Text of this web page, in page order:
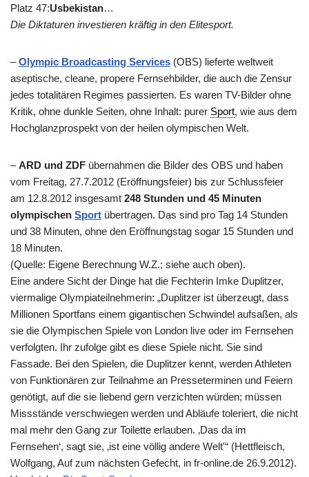
Platz 47:Usbekistan…
Die Diktaturen investieren kräftig in den Elitesport.
–Olympic Broadcasting Services (OBS) lieferte weltweit
aseptische, cleane, propere Fernsehbilder, die auch die Zensur
jedes totalitären Regimes passierten. Es waren TV-Bilder ohne
Kritik, ohne dunkle Seiten, ohne Inhalt: purer Sport, wie aus dem
Hochglanzprospekt von der heilen olympischen Welt.
–ARD und ZDF übernahmen die Bilder des OBS und haben
vom Freitag, 27.7.2012 (Eröffnungsfeier) bis zur Schlussfeier
am 12.8.2012 insgesamt 248 Stunden und 45 Minuten
olympischen Sport übertragen. Das sind pro Tag 14 Stunden
und 38 Minuten, ohne den Eröffnungstag sogar 15 Stunden und
18 Minuten.
(Quelle: Eigene Berechnung W.Z.; siehe auch oben).
Eine andere Sicht der Dinge hat die Fechterin Imke Duplitzer,
viermalige Olympiateilnehmerin: „Duplitzer ist überzeugt, dass
Millionen Sportfans einem gigantischen Schwindel aufsaßen, als
sie die Olympischen Spiele von London live oder im Fernsehen
verfolgten. Ihr zufolge gibt es diese Spiele nicht. Sie sind
Fassade. Bei den Spielen, die Duplitzer kennt, werden Athleten
von Funktionären zur Teilnahme an Presseterminen und Feiern
genötigt, auf die sie liebend gern verzichten würden; müssen
Missstände verschwiegen werden und Abläufe toleriert, die nicht
mal mehr den Gang zur Toilette erlauben. ‚Das da im
Fernsehen‘, sagt sie, ‚ist eine völlig andere Welt'“ (Hettfleisch,
Wolfgang, Auf zum nächsten Gefecht, in fr-online.de 26.9.2012).